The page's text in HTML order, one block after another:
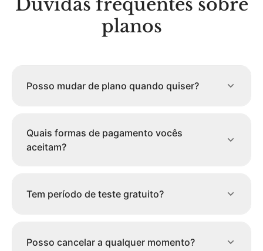
Dúvidas frequentes sobre
planos
Posso mudar de plano quando quiser?
Quais formas de pagamento vocês
aceitam?
Tem período de teste gratuito?
Posso cancelar a qualquer momento?